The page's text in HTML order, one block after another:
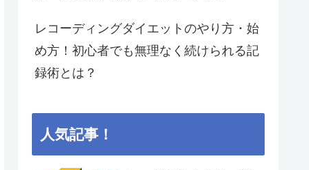
レコーディングダイエットのやり方・始
め方！初心者でも無理なく続けられる記
録術とは？
人気記事！